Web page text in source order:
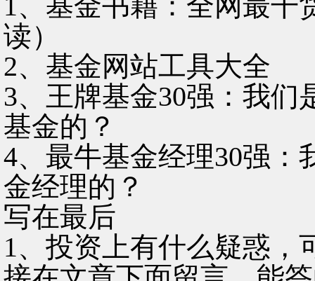
读）
2、基金网站工具大全
3、王牌基金30强：我们
基金的？
4、最牛基金经理30强：
金经理的？
写在最后
1、投资上有什么疑惑，